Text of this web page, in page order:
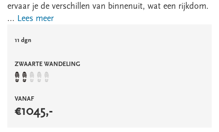
ervaar je de verschillen van binnenuit, wat een rijkdom.
... Lees meer
11 dgn
ZWAARTE WANDELING
VANAF
€1045,-